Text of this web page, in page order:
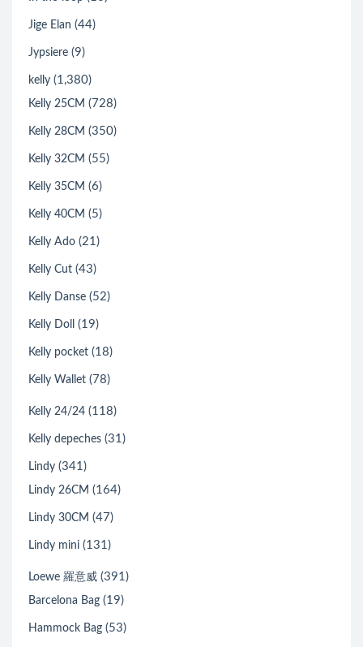
Jige Elan (44)
Jypsiere (9)
kelly (1,380)
Kelly 25CM (728)
Kelly 28CM (350)
Kelly 32CM (55)
Kelly 35CM (6)
Kelly 40CM (5)
Kelly Ado (21)
Kelly Cut (43)
Kelly Danse (52)
Kelly Doll (19)
Kelly pocket (18)
Kelly Wallet (78)
Kelly 24/24 (118)
Kelly depeches (31)
Lindy (341)
Lindy 26CM (164)
Lindy 30CM (47)
Lindy mini (131)
Loewe 羅意威 (391)
Barcelona Bag (19)
Hammock Bag (53)